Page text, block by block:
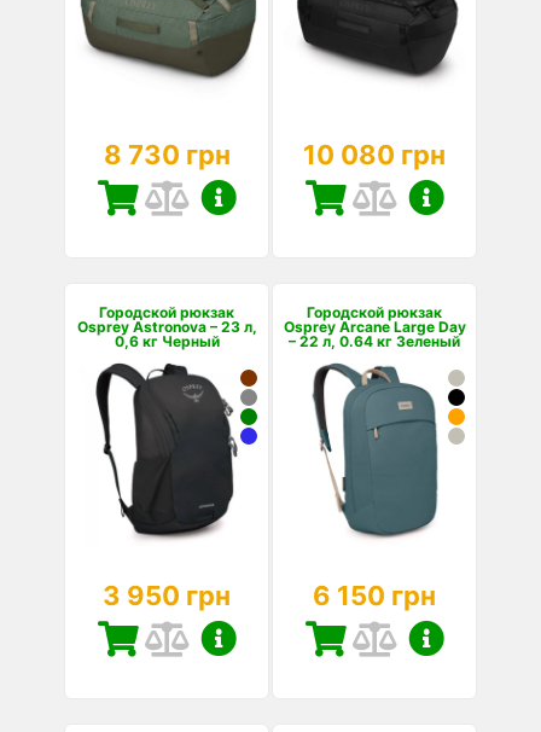
8 730 грн 10 080 грн
Городской рюкзак
Osprey Astronova – 23 л,
0,6 кг Черный
3 950 грн
Городской рюкзак
Osprey Arcane Large Day
– 22 л, 0.64 кг Зеленый
6 150 грн